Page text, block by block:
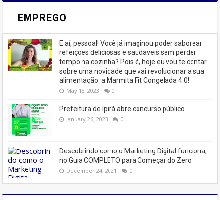
EMPREGO
E aí, pessoal! Você já imaginou poder saborear
refeições deliciosas e saudáveis ​​sem perder
tempo na cozinha? Pois é, hoje eu vou te contar
sobre uma novidade que vai revolucionar a sua
alimentação: a Marmita Fit Congelada 4.0!
May 15, 2023 0
Prefeitura de Ipirá abre concurso público
January 26, 2023 0
Descobrindo como o Marketing Digital funciona,
no Guia COMPLETO para Começar do Zero
December 24, 2021 0